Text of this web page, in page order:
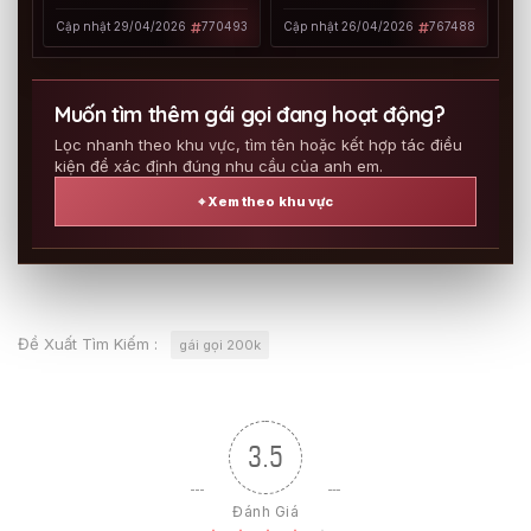
Cập nhật 29/04/2026 770493 Cập nhật 26/04/2026 767488
Muốn tìm thêm gái gọi đang hoạt động?
Lọc nhanh theo khu vực, tìm tên hoặc kết hợp tác điều
kiện để xác định đúng nhu cầu của anh em.
⌖ Xem theo khu vực
Đề Xuất Tìm Kiếm : gái gọi 200k
3.5
Đánh Giá